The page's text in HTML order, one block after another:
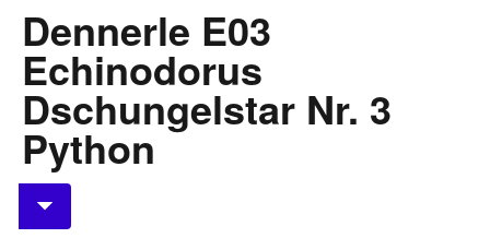
Dennerle E03
Echinodorus
Dschungelstar Nr. 3
Python